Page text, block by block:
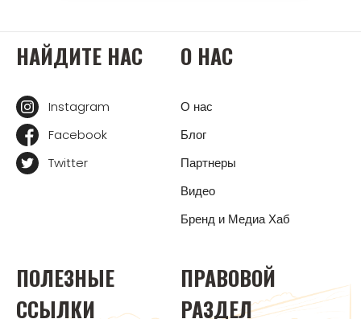
НАЙДИТЕ НАС
Instagram
Facebook
Twitter
О НАС
О нас
Блог
Партнеры
Видео
Бренд и Медиа Хаб
ПОЛЕЗНЫЕ
ССЫЛКИ
ПРАВОВОЙ
РАЗДЕЛ